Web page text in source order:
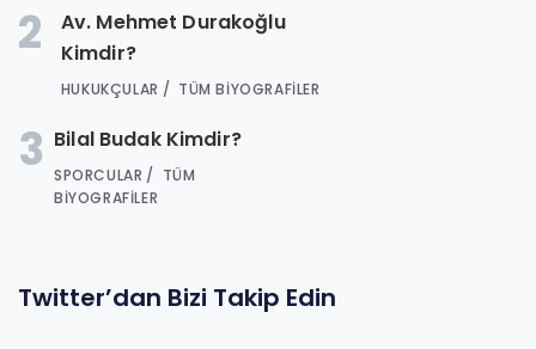
2
Av. Mehmet Durakoğlu
Kimdir?
HUKUKÇULAR TÜM BIYOGRAFILER
3 Bilal Budak Kimdir?
SPORCULAR
TÜM
BIYOGRAFILER
Twitter’dan Bizi Takip Edin